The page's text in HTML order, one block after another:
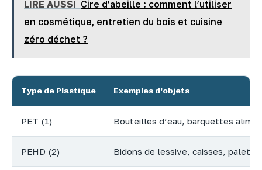
LIRE AUSSI Cire d’abeille : comment l’utiliser
en cosmétique, entretien du bois et cuisine
zéro déchet ?
Type de Plastique Exemples d’objets
PET (1) Bouteilles d’eau, barquettes
PEHD (2) Bidons de lessive, caisses,